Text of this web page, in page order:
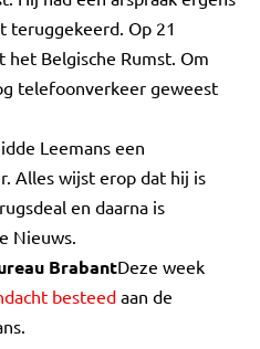
teruggekeerd. Op 21
Belgische Rumst. Om
telefoonverkeer geweest
Leemans een
Alles wijst erop dat hij is
en daarna is
Nieuws.
BrabantDeze week
besteed aan de